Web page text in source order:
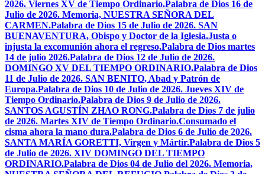
2026. Viernes XV de Tiempo Ordinario.Palabra de Dios 16 de
Julio de 2026. Memoria, NUESTRA SEÑORA DEL
CARMEN.Palabra de Dios 15 de Julio de 2026. SAN
BUENAVENTURA, Obispo y Doctor de la Iglesia.Justa o
injusta la excomunión ahora el regreso.Palabra de Dios martes
14 de julio 2026.Palabra de Dios 12 de Julio de 2026.
DOMINGO XV DEL TIEMPO ORDINARIO.Palabra de Dios
11 de Julio de 2026. SAN BENITO, Abad y Patrón de
Europa.Palabra de Dios 10 de Julio de 2026. Jueves XIV de
Tiempo Ordinario.Palabra de Dios 9 de Julio de 2026.
SANTOS AGUSTÍN ZHAO RONG.Palabra de Dios 7 de julio
de 2026. Martes XIV de Tiempo Ordinario.Consumado el
cisma ahora la mano dura.Palabra de Dios 6 de Julio de 2026.
SANTA MARÍA GORETTI, Virgen y Mártir.Palabra de Dios 5
de Julio de 2026. XIV DOMINGO DEL TIEMPO
ORDINARIO.Palabra de Dios 04 de Julio del 2026. Memoria,